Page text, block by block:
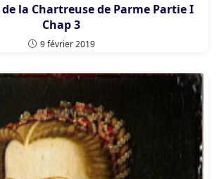
la Chartreuse de Parme Partie I
Chap 3
9 février 2019